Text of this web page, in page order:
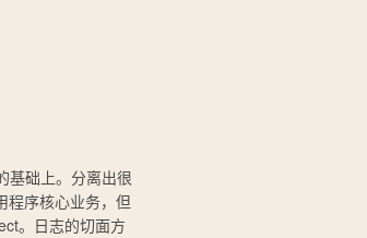
基础上。分离出很
程序核心业务，但
。日志的切面方